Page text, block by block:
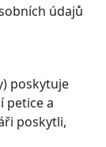
údajů
poskytuje
petice a
poskytli,